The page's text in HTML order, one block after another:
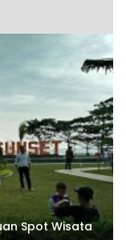
Spot Wisata